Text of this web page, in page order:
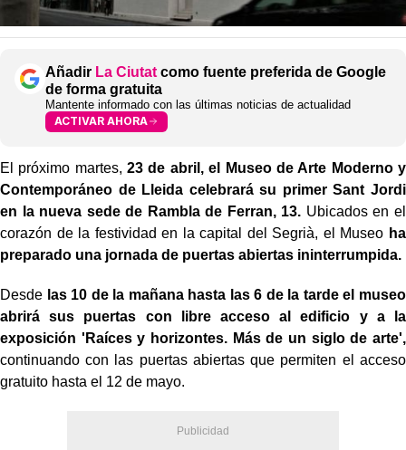
Añadir La Ciutat como fuente preferida de Google
de forma gratuita
Mantente informado con las últimas noticias de actualidad
ACTIVAR AHORA
El próximo martes, 23 de abril, el Museo de Arte Moderno y
Contemporáneo de Lleida celebrará su primer Sant Jordi
en la nueva sede de Rambla de Ferran, 13. Ubicados en el
corazón de la festividad en la capital del Segrià, el Museo ha
preparado una jornada de puertas abiertas ininterrumpida.
Desde las 10 de la mañana hasta las 6 de la tarde el museo
abrirá sus puertas con libre acceso al edificio y a la
exposición 'Raíces y horizontes. Más de un siglo de arte',
continuando con las puertas abiertas que permiten el acceso
gratuito hasta el 12 de mayo.